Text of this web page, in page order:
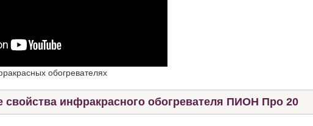
обогревателях
свойства инфракрасного обогревателя ПИОН Про 20